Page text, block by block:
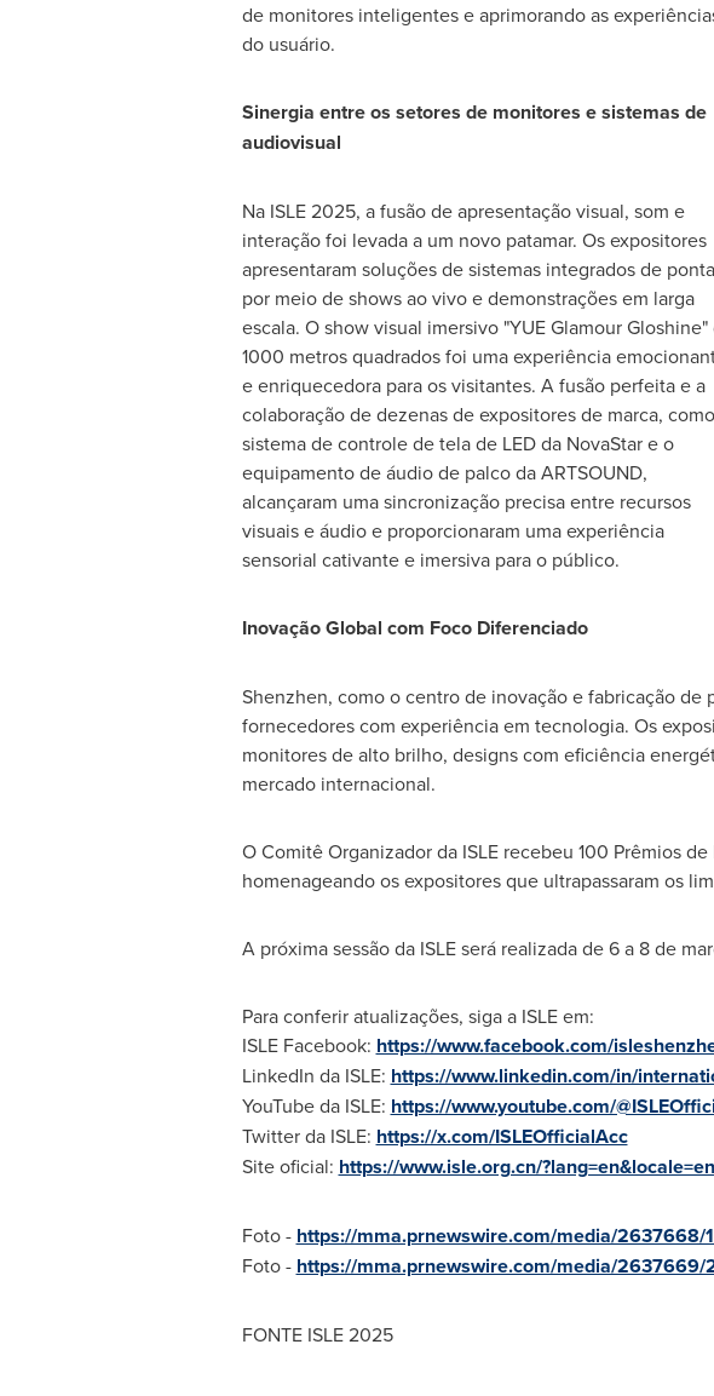
de monitores inteligentes e aprimorando as
do usuário.
Sinergia entre os setores de monitores e sistemas de
audiovisual
Na ISLE 2025, a fusão de apresentação visual, som e
interação foi levada a um novo patamar. Os expositores
apresentaram soluções de sistemas integrados de ponta
por meio de shows ao vivo e demonstrações em larga
escala. O show visual imersivo "YUE Glamour Gloshine"
1000 metros quadrados foi uma experiência
e enriquecedora para os visitantes. A fusão perfeita e a
colaboração de dezenas de expositores de marca,
sistema de controle de tela de LED da NovaStar e o
equipamento de áudio de palco da ARTSOUND,
alcançaram uma sincronização precisa entre recursos
visuais e áudio e proporcionaram uma experiência
sensorial cativante e imersiva para o público.
Inovação Global com Foco Diferenciado
Shenzhen, como o centro de inovação e fabricação de
fornecedores com experiência em tecnologia. Os
monitores de alto brilho, designs com eficiência
mercado internacional.
O Comitê Organizador da ISLE recebeu 100 Prêmios
homenageando os expositores que ultrapassaram os
A próxima sessão da ISLE será realizada de 6 a 8 de
Para conferir atualizações, siga a ISLE em:
ISLE Facebook: https://www.facebook.com/
LinkedIn da ISLE: https://www.linkedin.com/in/
YouTube da ISLE: https://www.youtube.com/
Twitter da ISLE: https://x.com/ISLEOfficialAcc
Site oficial: https://www.isle.org.cn/?lang=en&locale=en
Foto - https://mma.prnewswire.com/media/2637668/
Foto - https://mma.prnewswire.com/media/2637669/
FONTE ISLE2025